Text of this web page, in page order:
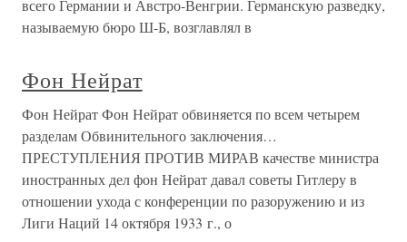
всего Германии и Австро-Венгрии. Германскую разведку,
называемую бюро Ш-Б, возглавлял в
Фон Нейрат
Фон Нейрат Фон Нейрат обвиняется по всем четырем
разделам Обвинительного заключения…
ПРЕСТУПЛЕНИЯ ПРОТИВ МИРАВ качестве министра
иностранных дел фон Нейрат давал советы Гитлеру в
отношении ухода с конференции по разоружению и из
Лиги Наций 14 октября 1933 г., о